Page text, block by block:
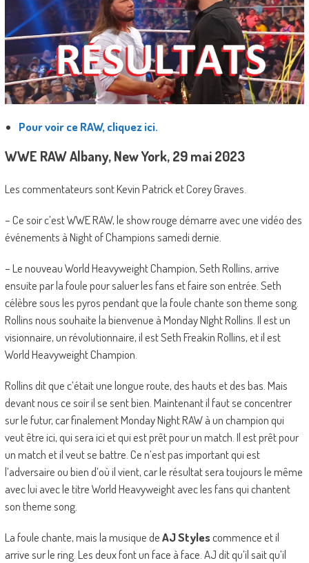
Pour voir ce RAW, cliquez ici.
WWE RAW Albany, New York, 29 mai 2023
Les commentateurs sont Kevin Patrick et Corey Graves.
– Ce soir c’est WWE RAW, le show rouge démarre avec une vidéo des
événements à Night of Champions samedi dernie.
– Le nouveau World Heavyweight Champion, Seth Rollins, arrive
ensuite par la foule pour saluer les fans et faire son entrée. Seth
célèbre sous les pyros pendant que la foule chante son theme song.
Rollins nous souhaite la bienvenue à Monday NIght Rollins. Il est un
visionnaire, un révolutionnaire, il est Seth Freakin Rollins, et il est
World Heavyweight Champion.
Rollins dit que c’était une longue route, des hauts et des bas. Mais
devant nous ce soir il se sent bien. Maintenant il faut se concentrer
sur le futur, car finalement Monday Night RAW à un champion qui
veut être ici, qui sera ici et qui est prêt pour un match. Il est prêt pour
un match et il veut se battre. Ce n’est pas important qui est
l’adversaire ou bien d’où il vient, car le résultat sera toujours le même
avec lui avec le titre World Heavyweight avec les fans qui chantent
son theme song.
La foule chante, mais la musique deAJ Stylescommence et il
arrive sur le ring. Les deux font un face à face. AJ dit qu’il sait qu’il